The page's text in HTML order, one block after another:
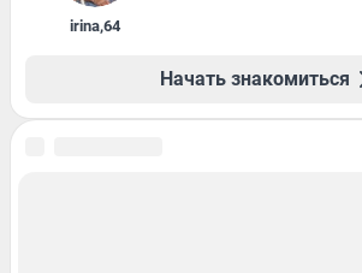
irina,64
Начать знакомиться